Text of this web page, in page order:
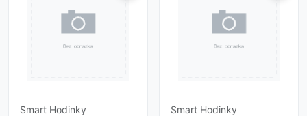
Smart Hodinky
Smart Hodinky